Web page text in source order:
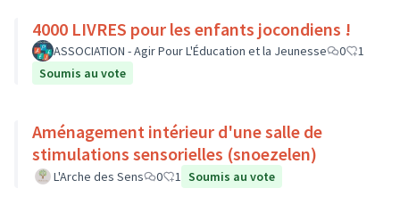
4000 LIVRES pour les enfants jocondiens !
ASSOCIATION - Agir Pour L'Éducation et la Jeunesse 0
1
Soumis au vote
Aménagement intérieur d'une salle de
stimulations sensorielles (snoezelen)
L'Arche des Sens 0 1 Soumis au vote